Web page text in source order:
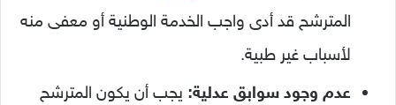
المترشح قد أدى واجب الخدمة الوطنية أو معفى منه
لأسباب غير طبية.
عدم وجود سوابق عدلية: يجب أن يكون المترشح